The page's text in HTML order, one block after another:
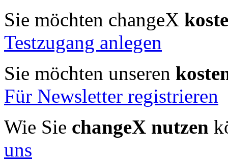
Sie möchten changeX
Testzugang anlegen
Sie möchten unseren
Für Newsletter registrieren
Wie Sie changeX nutzen
uns